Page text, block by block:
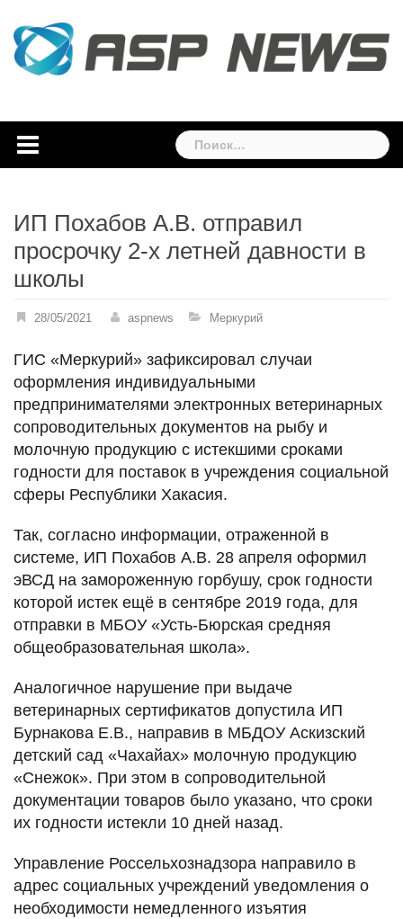
content
Найти:
ИП Похабов А.В. отправил
просрочку 2-х летней давности в
школы
28/05/2021 aspnews Меркурий
ГИС «Меркурий» зафиксировал случаи
оформления индивидуальными
предпринимателями электронных ветеринарных
сопроводительных документов на рыбу и
молочную продукцию с истекшими сроками
годности для поставок в учреждения социальной
сферы Республики Хакасия.
Так, согласно информации, отраженной в
системе, ИП Похабов А.В. 28 апреля оформил
эВСД на замороженную горбушу, срок годности
которой истек ещё в сентябре 2019 года, для
отправки в МБОУ «Усть-Бюрская средняя
общеобразовательная школа».
Аналогичное нарушение при выдаче
ветеринарных сертификатов допустила ИП
Бурнакова Е.В., направив в МБДОУ Аскизский
детский сад «Чахайах» молочную продукцию
«Снежок». При этом в сопроводительной
документации товаров было указано, что сроки
их годности истекли 10 дней назад.
Управление Россельхознадзора направило в
адрес социальных учреждений уведомления о
необходимости немедленного изъятия